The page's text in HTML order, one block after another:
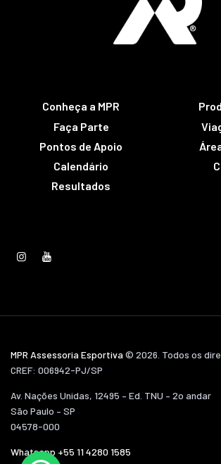
Conheça a MPR
Faça Parte
Pontos de Apoio
Calendário
Resultados
MPR Assessoria Esportiva © 2026. Todos os
CREF: 006942-PJ/SP
Av. Nações Unidas, 12495 – Ed. TNU – 2o andar
São Paulo – SP
04578-000
Whatsapp +55 11 4280 1585